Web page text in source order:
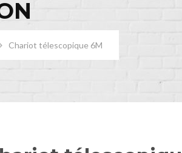
Chariot télescopique 6M